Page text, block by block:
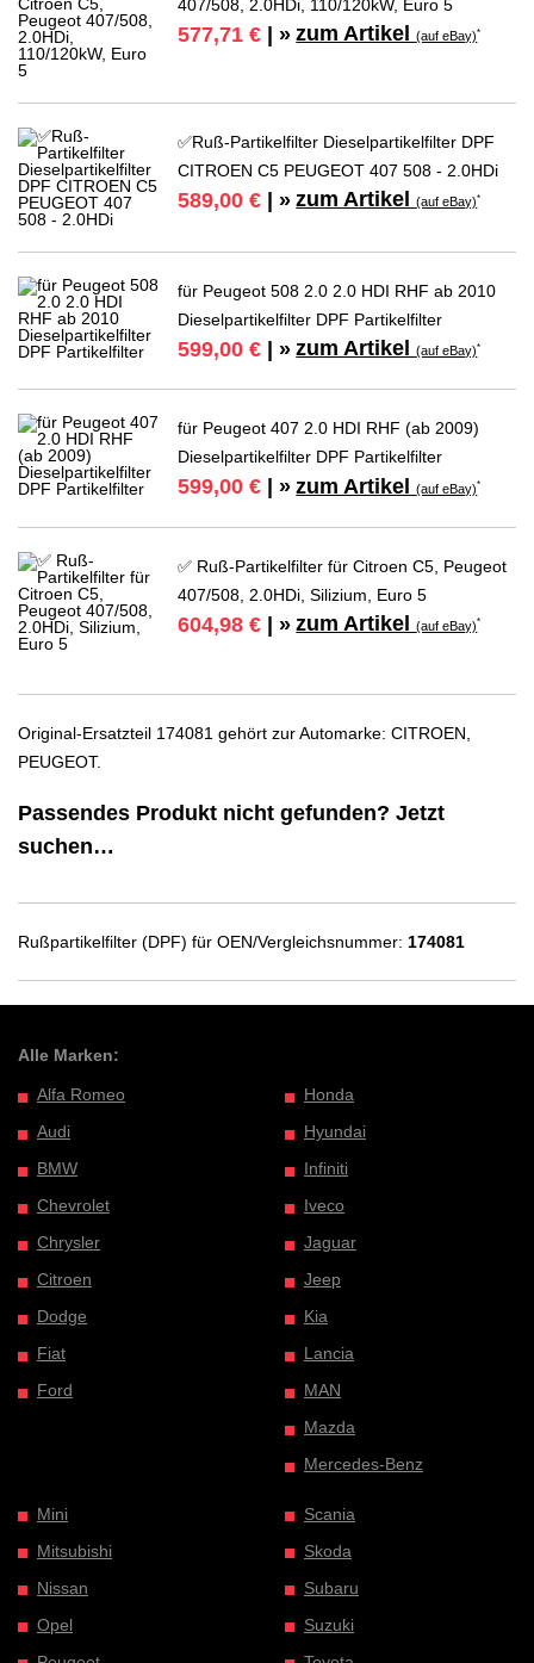
407/508, 2.0HDi, 110/120kW, Euro 5
577,71 € | » zum Artikel(auf eBay)*
✅Ruß-Partikelfilter Dieselpartikelfilter DPF
CITROEN C5 PEUGEOT 407 508 - 2.0HDi
589,00 € | » zum Artikel(auf eBay)*
für Peugeot 508 2.0 2.0 HDI RHF ab 2010
Dieselpartikelfilter DPF Partikelfilter
599,00 € | » zum Artikel(auf eBay)*
für Peugeot 407 2.0 HDI RHF (ab 2009)
Dieselpartikelfilter DPF Partikelfilter
599,00 € | » zum Artikel(auf eBay)*
✅ Ruß-Partikelfilter für Citroen C5, Peugeot
407/508, 2.0HDi, Silizium, Euro 5
604,98 € | » zum Artikel(auf eBay)*
Original-Ersatzteil 174081 gehört zur Automarke: CITROEN,
PEUGEOT.
Passendes Produkt nicht gefunden? Jetzt
suchen…
Rußpartikelfilter (DPF) für OEN/Vergleichsnummer: 174081
Alle Marken:
Alfa Romeo
Audi
BMW
Chevrolet
Chrysler
Citroen
Dodge
Fiat
Ford
Honda
Hyundai
Infiniti
Iveco
Jaguar
Jeep
Kia
Lancia
MAN
Mazda
Mercedes-Benz
Mini
Mitsubishi
Nissan
Opel
Scania
Skoda
Subaru
Suzuki